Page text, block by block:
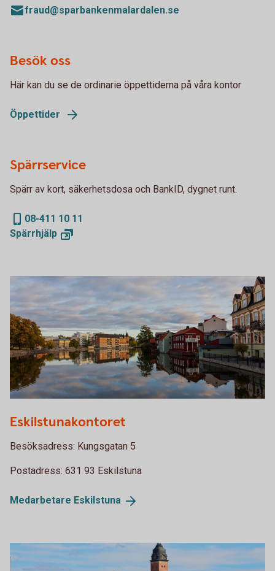
fraud@sparbankenmalardalen.se
Besök oss
Här kan du se de ordinarie öppettiderna på våra kontor
Öppettider
Spärrservice
Spärr av kort, säkerhetsdosa och BankID, dygnet runt.
08-411 10 11
Spärrhjälp
Eskilstunakontoret
Besöksadress: Kungsgatan 5
Postadress: 631 93 Eskilstuna
Medarbetare Eskilstuna